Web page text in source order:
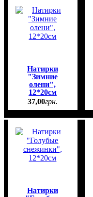
Натирки
"Зимние
олени",
12*20см
37,00грн.
Натирки